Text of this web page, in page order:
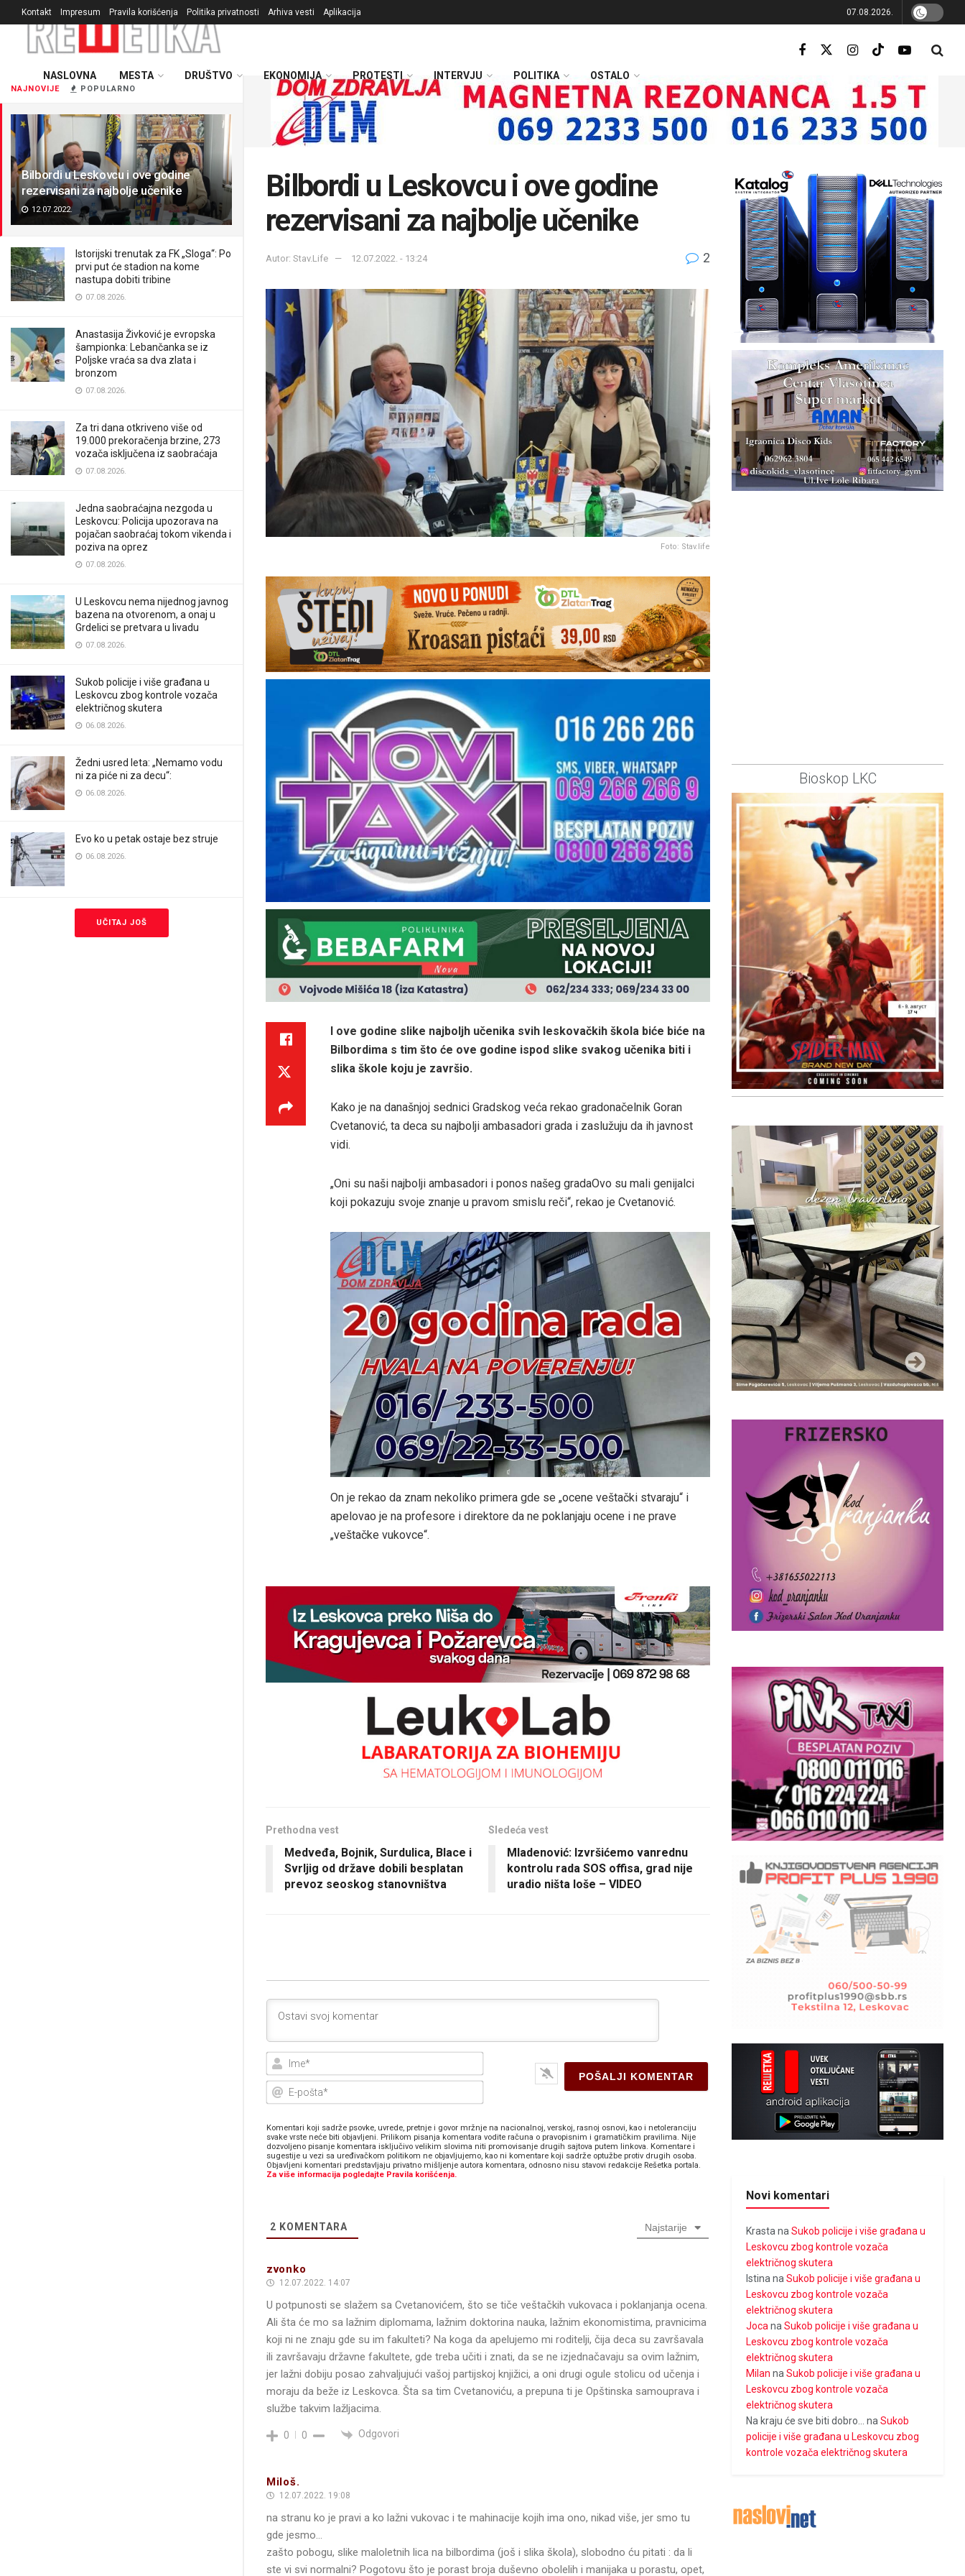
NAJNOVIJE POPULARNO
Bilbordi u Leskovcu i ove godine
rezervisani za najbolje učenike
12.07.2022.
Istorijski trenutak za FK „Sloga“: Po
prvi put će stadion na kome
nastupa dobiti tribine
07.08.2026.
Anastasija Živković je evropska
šampionka: Lebančanka se iz
Poljske vraća sa dva zlata i
bronzom
07.08.2026.
Za tri dana otkriveno više od
19.000 prekoračenja brzine, 273
vozača isključena iz saobraćaja
07.08.2026.
Jedna saobraćajna nezgoda u
Leskovcu: Policija upozorava na
pojačan saobraćaj tokom vikenda i
poziva na oprez
07.08.2026.
U Leskovcu nema nijednog javnog
bazena na otvorenom, a onaj u
Grdelici se pretvara u livadu
07.08.2026.
Sukob policije i više građana u
Leskovcu zbog kontrole vozača
električnog skutera
06.08.2026.
Žedni usred leta: „Nemamo vodu
ni za piće ni za decu“:
06.08.2026.
Evo ko u petak ostaje bez struje
06.08.2026.
UČITAJ JOŠ
Kontakt Impresum Pravila korišćenja Politika privatnosti Arhiva vesti Aplikacija 07.08.2026.
NASLOVNA MESTA DRUŠTVO EKONOMIJA PROTESTI INTERVJU POLITIKA OSTALO
Bilbordi u Leskovcu i ove godine
rezervisani za najbolje učenike
Autor: Stav.Life 12.07.2022. - 13:24 2
Foto: Stav.life
I ove godine slike najboljh učenika svih leskovačkih škola biće biće na
Bilbordima s tim što će ove godine ispod slike svakog učenika biti i
slika škole koju je završio.
Kako je na današnjoj sednici Gradskog veća rekao gradonačelnik Goran
Cvetanović, ta deca su najbolji ambasadori grada i zaslužuju da ih javnost
vidi.
„Oni su naši najbolji ambasadori i ponos našeg gradaOvo su mali genijalci
koji pokazuju svoje znanje u pravom smislu reči“, rekao je Cvetanović.
On je rekao da znam nekoliko primera gde se „ocene veštački stvaraju“ i
apelovao je na profesore i direktore da ne poklanjaju ocene i ne prave
„veštačke vukovce“.
Prethodna vest
Medveđa, Bojnik, Surdulica, Blace i
Svrljig od države dobili besplatan
prevoz seoskog stanovništva
Sledeća vest
Mladenović: Izvršićemo vanrednu
kontrolu rada SOS offisa, grad nije
uradio ništa loše – VIDEO
Ime*
E-
Komentari koji sadrže psovke, uvrede, pretnje i govor mržnje na nacionalnoj, verskoj, rasnoj osnovi, kao i netoleranciju
svake vrste neće biti objavljeni. Prilikom pisanja komentara vodite računa o pravopisnim i gramatičkim pravilima. Nije
dozvoljeno pisanje komentara isključivo velikim slovima niti promovisanje drugih sajtova putem linkova. Komentare i
sugestije u vezi sa uređivačkom politikom ne objavljujemo, kao ni komentare koji sadrže optužbe protiv drugih osoba.
Objavljeni komentari predstavljaju privatno mišljenje autora komentara, odnosno nisu stavovi redakcije Rešetka portala.
Za više informacija pogledajte Pravila korišćenja.
2 KOMENTARA Najstarije
zvonko
12.07.2022. 14:07
U potpunosti se slažem sa Cvetanovićem, što se tiče veštačkih vukovaca i poklanjanja ocena.
Ali šta će mo sa lažnim diplomama, lažnim doktorina nauka, lažnim ekonomistima, pravnicima
koji ni ne znaju gde su im fakulteti? Na koga da apelujemo mi roditelji, čija deca su završavala
ili završavaju državne fakultete, gde treba učiti i znati, da se ne izjednačavaju sa ovim lažnim,
jer lažni dobiju posao zahvaljujući vašoj partijskoj knjižici, a oni drugi ogule stolicu od učenja i
moraju da beže iz Leskovca. Šta sa tim Cvetanoviću, a prepuna ti je Opštinska samouprava i
službe takvim lažljacima.
0 0 Odgovori
Miloš.
12.07.2022. 19:08
na stranu ko je pravi a ko lažni vukovac i te mahinacije kojih ima ono, nikad više, jer smo tu
gde jesmo…
zašto pobogu, slike maloletnih lica na bilbordima (još i slika škola), slobodno ću pitati : da li
ste vi svi normalni? Pogotovu što je porast broja duševno obolelih i manijaka u porastu, opet,
Bioskop LKC
Novi komentari
Krasta naSukob policije i više građana u
Leskovcu zbog kontrole vozača
električnog skutera
Istina naSukob policije i više građana u
Leskovcu zbog kontrole vozača
električnog skutera
Joca naSukob policije i više građana u
Leskovcu zbog kontrole vozača
električnog skutera
Milan naSukob policije i više građana u
Leskovcu zbog kontrole vozača
električnog skutera
Na kraju će sve biti dobro...
naSukob
policije i više građana u Leskovcu zbog
kontrole vozača električnog skutera